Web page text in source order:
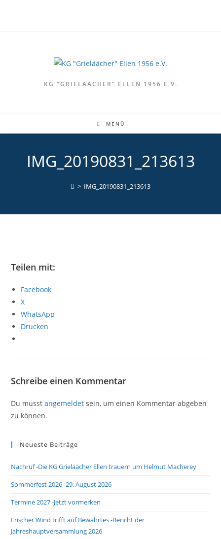
KG "GRIELÄÄCHER" ELLEN 1956 E.V.
MENÜ
IMG_20190831_213613
> IMG_20190831_213613
Teilen mit:
Facebook
X
WhatsApp
Drucken
Schreibe einen Kommentar
Du musstangemeldet sein, um einen Kommentar abgeben
zu können.
Neueste Beiträge
Nachruf -Die KG Grieläächer Ellen trauern um Helmut Macherey
Sommerfest 2026 -29. August 2026
Termine 2027 -Jetzt vormerken
Frischer Wind trifft auf Bewährtes -Bericht der
Jahreshauptversammlung 2026